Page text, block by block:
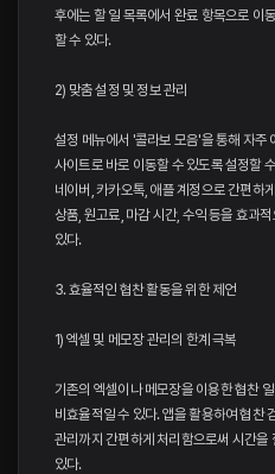
후에는 할 일 목록에서 완료 항목으로 이
할 수 있다.
2) 맞춤 설정 및 정보 관리
설정 메뉴에서 '콜라보 모음'을 통해 자주
사이트로 바로 이동할 수 있도록 설정할
네이버, 카카오톡, 애플 계정으로 간편하
상품, 원고료, 마감 시간, 수익 등을 효과
있다.
3. 효율적인 협찬 활동을 위한 제언
1) 엑셀 및 메모장 관리의 한계 극복
기존의 엑셀이나 메모장을 이용한 협찬
비효율적일 수 있다. 앱을 활용하여 협찬
관리까지 간편하게 처리함으로써 시간을
있다.